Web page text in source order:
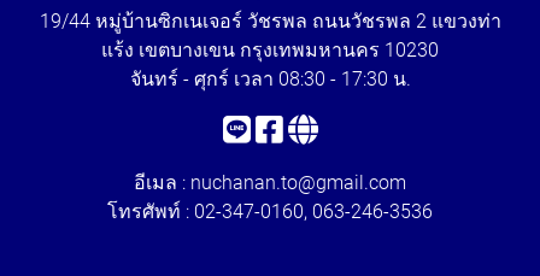
19/44 หมู่บ้านซิกเนเจอร์ วัชรพล ถนนวัชรพล 2 แขวงท่า
แร้ง เขตบางเขน กรุงเทพมหานคร 10230
จันทร์ - ศุกร์ เวลา 08:30 - 17:30 น.
อีเมล : nuchanan.to@gmail.com
โทรศัพท์ : 02-347-0160, 063-246-3536